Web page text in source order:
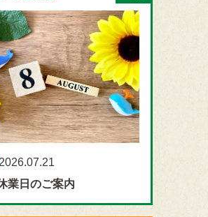
2026.07.21
業日のご案内